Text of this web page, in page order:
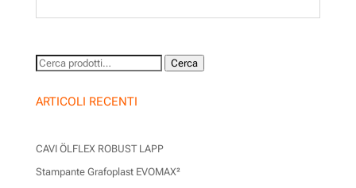
Cerca: Cerca
ARTICOLI RECENTI
CAVI ÖLFLEX ROBUST LAPP
Stampante Grafoplast EVOMAX²